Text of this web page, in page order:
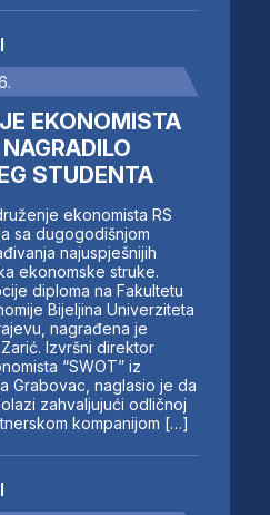
EKONOMISTA
STUDENTA
ekonomista RS
sa dugogodišnjom
najuspješnijih
ekonomske struke.
diploma na Fakultetu
Bijeljina Univerziteta
nagrađena je
Izvršni direktor
“SWOT” iz
Grabovac, naglasio je da
zahvaljujući odličnoj
kompanijom […]